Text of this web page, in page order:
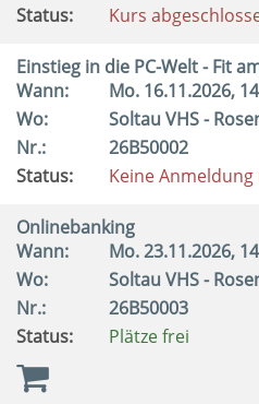
Status:
Kurs
Einstieg in die PC-Welt - Fit
Wann:
Mo. 16.11.2026,
Wo:
Soltau VHS -
Nr.:
26B50002
Status:
Keine
Onlinebanking
Wann:
Mo.23.11.2026,
Wo:
Soltau VHS -
Nr.:
26B50003
Status:
Plätze frei